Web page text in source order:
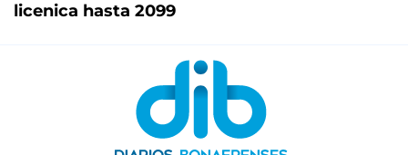
licenica hasta 2099